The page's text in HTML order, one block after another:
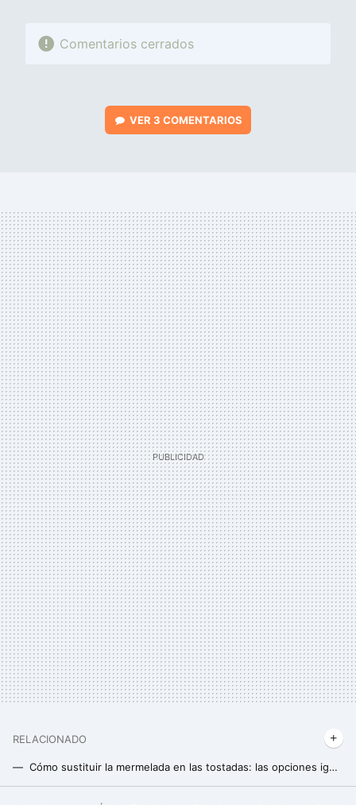
Comentarios cerrados
VER 3 COMENTARIOS
RELACIONADO
Cómo sustituir la mermelada en las tostadas: las opciones igual de ricas que recomiendan los nutricionistas